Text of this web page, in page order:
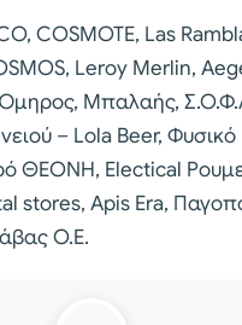
COSMOTE, Las
Leroy Merlin,
Μπαλαής,
– Lola Beer, Φυσικό
ΘΕΟΝΗ, Electical
stores, Apis Era,
Ο.Ε.